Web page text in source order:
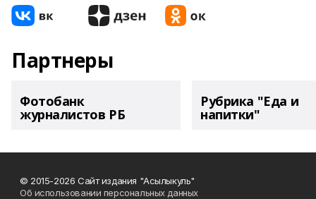
Партнеры
Фотобанк
журналистов РБ
Рубрика "Еда и
напитки"
© 2015-2026 Сайт издания "Асылыкуль"
Об использовании персональных данных